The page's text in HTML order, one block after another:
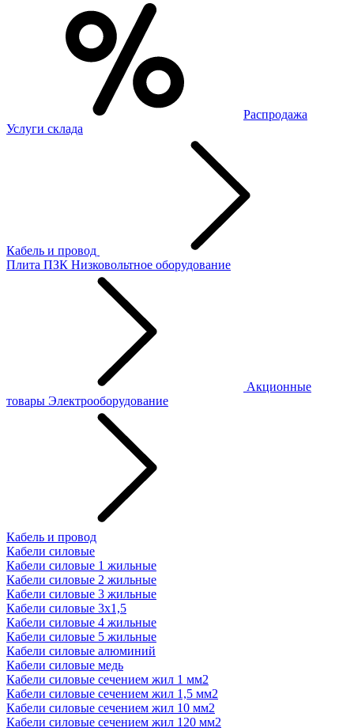
Распродажа
Услуги склада
Кабель и провод
Плита ПЗК Низковольтное оборудование
Акционные
товары Электрооборудование
Кабель и провод
Кабели силовые
Кабели силовые 1 жильные
Кабели силовые 2 жильные
Кабели силовые 3 жильные
Кабели силовые 3х1,5
Кабели силовые 4 жильные
Кабели силовые 5 жильные
Кабели силовые алюминий
Кабели силовые медь
Кабели силовые сечением жил 1 мм2
Кабели силовые сечением жил 1,5 мм2
Кабели силовые сечением жил 10 мм2
Кабели силовые сечением жил 120 мм2